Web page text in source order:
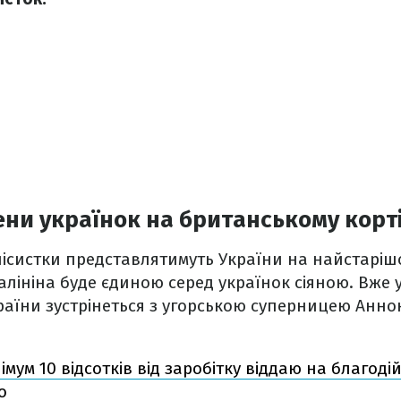
українок на британському
представлятимуть України на
буде єдиною серед українок сіяною. Вже
зустрінеться з угорською суперницею
10 відсотків від заробітку віддаю на